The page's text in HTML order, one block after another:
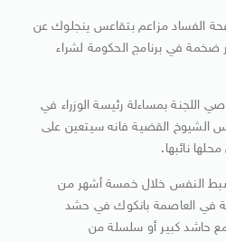
الفساد مزاعم بتقاعس ينجلوك عن
في برنامج الحكومة لشراء
اللجنة بمساءلة رئيسة الوزراء في
الشيوخ القضية فانه سيتعين على
نائبها.
بضبط النفس خلال خمسة أشهر من
في العاصمة بانكوك في حشد
حاشد كبير أو سلسلة من